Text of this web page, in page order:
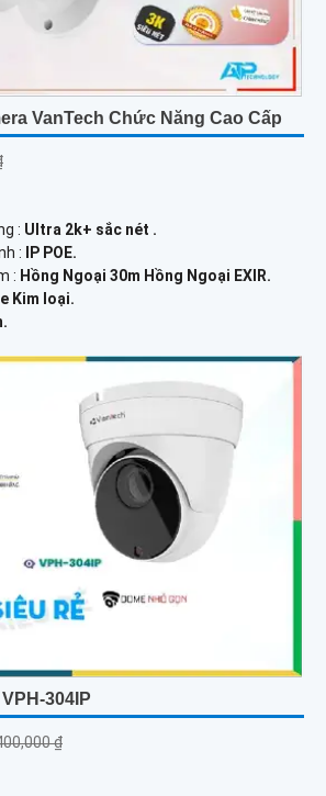
VanTech Chức Năng Cao Cấp
: Ultra 2k+ sắc nét .
:
IP POE.
: Hồng Ngoại 30m Hồng Ngoại EXIR.
Kim loại.
304IP
₫